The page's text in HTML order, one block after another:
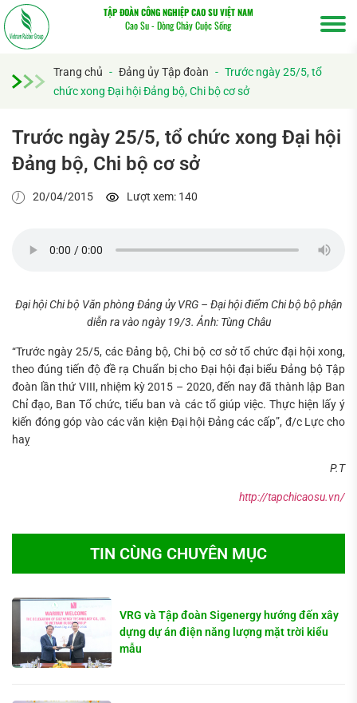
TẬP ĐOÀN CÔNG NGHIỆP CAO SU VIỆT NAM
Cao Su - Dòng Chảy Cuộc Sống
Trang chủ - Đảng ủy Tập đoàn - Trước ngày 25/5, tổ
chức xong Đại hội Đảng bộ, Chi bộ cơ sở
Trước ngày 25/5, tổ chức xong Đại hội
Đảng bộ, Chi bộ cơ sở
20/04/2015 Lượt xem: 140
Đại hội Chi bộ Văn phòng Đảng ủy VRG – Đại hội điểm Chi bộ bộ phận
diễn ra vào ngày 19/3. Ảnh: Tùng Châu
“Trước ngày 25/5, các Đảng bộ, Chi bộ cơ sở tổ chức đại hội xong,
theo đúng tiến độ đề rạ Chuẩn bị cho Đại hội đại biểu Đảng bộ Tập
đoàn lần thứ VIII, nhiệm kỳ 2015 – 2020, đến nay đã thành lập Ban
Chỉ đạo, Ban Tổ chức, tiểu ban và các tổ giúp việc. Thực hiện lấy ý
kiến đóng góp vào các văn kiện Đại hội Đảng các cấp”, đ/c Lực cho
haỵ
P.T
http://tapchicaosu.vn/
TIN CÙNG CHUYÊN MỤC
VRG và Tập đoàn Sigenergy hướng đến xây
dựng dự án điện năng lượng mặt trời kiểu
mẫu